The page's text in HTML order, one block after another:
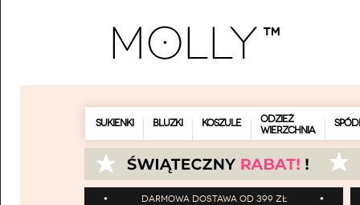
SUKIENKI BLUZKI KOSZULE
ODZIEŻ
WIERZCHNIA
Darmowa dostawa od 399 zł